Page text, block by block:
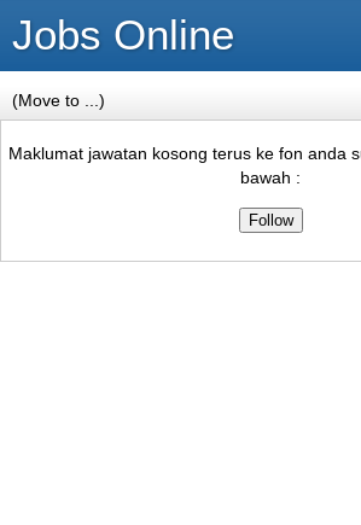
Jobs Online
Maklumat jawatan kosong terus ke fon anda
bawah :